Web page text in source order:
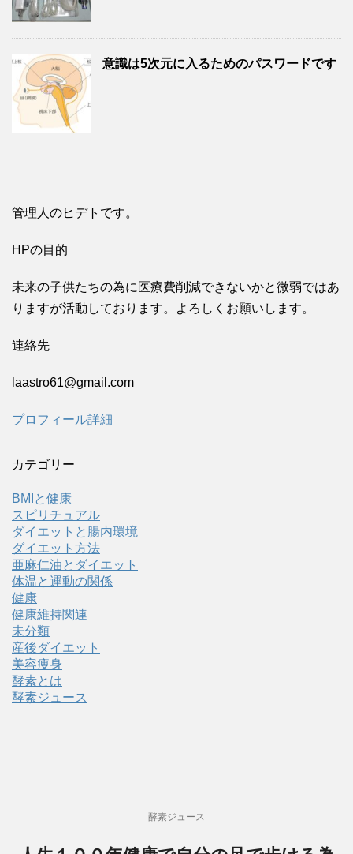
意識は5次元に入るためのパスワードです
管理人のヒデトです。
HPの目的
未来の子供たちの為に医療費削減できないかと微弱ではあ
りますが活動しております。よろしくお願いします。
連絡先
laastro61@gmail.com
プロフィール詳細
カテゴリー
BMIと健康
スピリチュアル
ダイエットと腸内環境
ダイエット方法
亜麻仁油とダイエット
体温と運動の関係
健康
健康維持関連
未分類
産後ダイエット
美容痩身
酵素とは
酵素ジュース
酵素ジュース